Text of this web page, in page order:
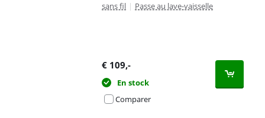
sans fil | Passe au lave-vaisselle
€ 109,-
En stock
Comparer